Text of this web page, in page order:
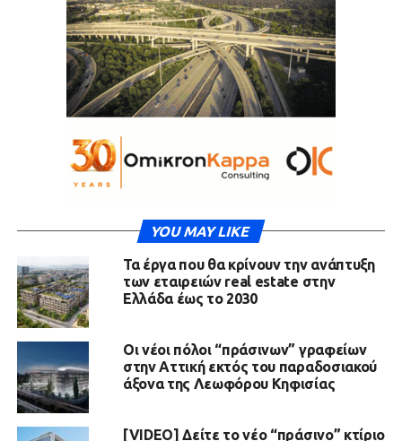
YOU MAY LIKE
Τα έργα που θα κρίνουν την ανάπτυξη
των εταιρειών real estate στην
Ελλάδα έως το 2030
Οι νέοι πόλοι “πράσινων” γραφείων
στην Αττική εκτός του παραδοσιακού
άξονα της Λεωφόρου Κηφισίας
[VIDEO] Δείτε το νέο “πράσινο” κτίριο